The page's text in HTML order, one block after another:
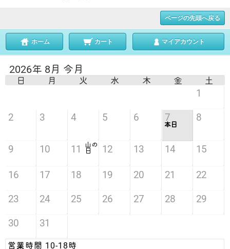
ページの先頭へ戻る
ホーム カート マイアカウント